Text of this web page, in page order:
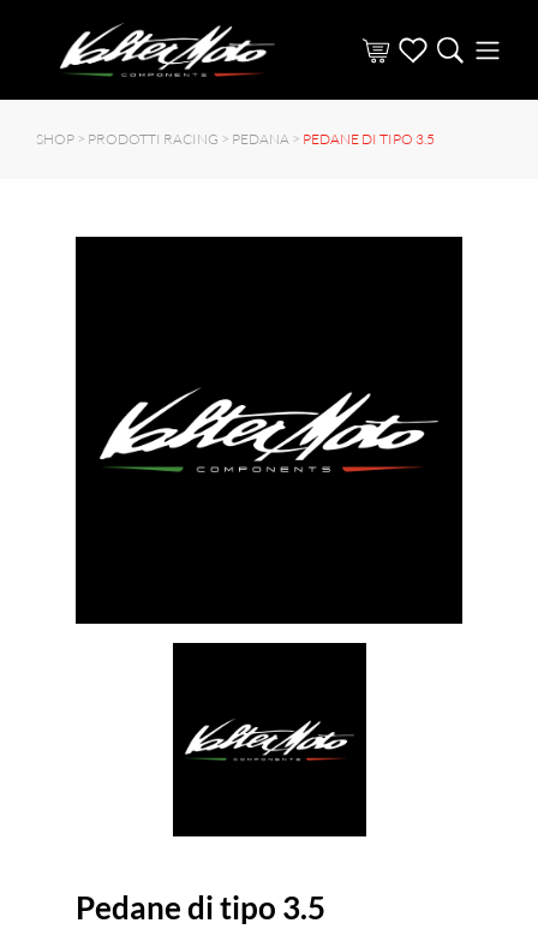
SHOP > PRODOTTI RACING > PEDANA > PEDANE DI TIPO 3.5
Pedane di tipo 3.5